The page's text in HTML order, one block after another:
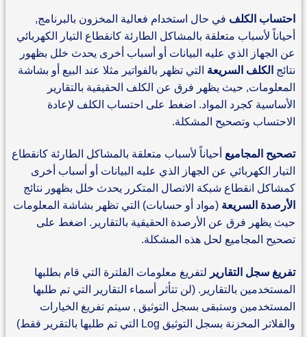
احتساب الكلف في حال استخدام فعالية المخزون بالبرنامج,
أحياناً لأسباب متعلقة بالمشاكل الطارئة كانقطاع التيار الكهربائي
عن الجهاز الذي عليه البيانات أو أسباب أخرى يحدث خلل بظهور
نتائج الكلف السريعة التي تظهر بالفواتير مثلا عند البيع أو بشاشة
المعلومات, حيث يظهر فرق عن الكلف الحقيقية بالتقارير
الأساسية كجرد المواد. اضغط على احتساب الكلف لإعادة
الاحتساب وتصحيح المشكلة.
تصحيح المجاميع أحياناً لأسباب متعلقة بالمشاكل الطارئة كانقطاع
التيار الكهربائي عن الجهاز الذي عليه البيانات أو أسباب أخرى
كمشاكل انقطاع شبكة الاتصال المتكرر يحدث خلل بظهور نتائج
الأرصدة السريعة (مواد أو حسابات) التي تظهر بشاشة المعلومات
حيث يظهر فرق عن الأرصدة الحقيقية بالتقارير. اضغط على
تصحيح المجاميع لحل هذه المشكلة.
تفريغ سجل التقارير لتفريغ معلومات الفلترة التي قام بطلبها
المستخدمين بالتقارير. (لن تتأثر أسماء التقارير التي تم طلبها
المستخدمين وستبقى بسجل التوثيق , سيتم تفريغ الخيارات
والفلاتر المخزنة بسجل التوثيق Log التي تم طلبها بالتقرير فقط)